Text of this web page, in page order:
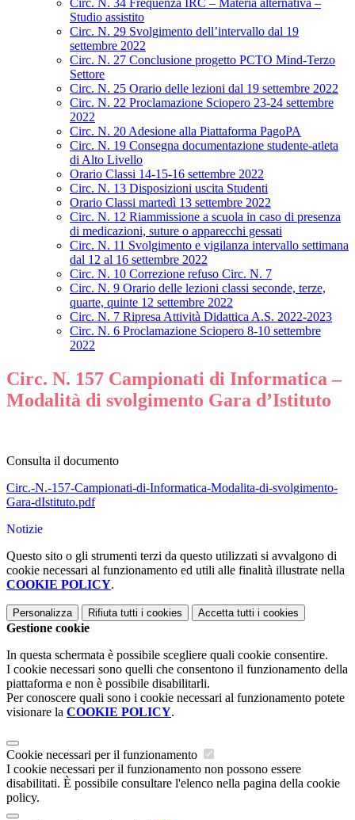
Circ. N. 34 Frequenza IRC – Materia alternativa –
Studio assistito
Circ. N. 29 Svolgimento dell’intervallo dal 19
settembre 2022
Circ. N. 27 Conclusione progetto PCTO Mind-Terzo
Settore
Circ. N. 25 Orario delle lezioni dal 19 settembre 2022
Circ. N. 22 Proclamazione Sciopero 23-24 settembre
2022
Circ. N. 20 Adesione alla Piattaforma PagoPA
Circ. N. 19 Consegna documentazione studente-atleta
di Alto Livello
Orario Classi 14-15-16 settembre 2022
Circ. N. 13 Disposizioni uscita Studenti
Orario Classi martedì 13 settembre 2022
Circ. N. 12 Riammissione a scuola in caso di presenza
di medicazioni, suture o apparecchi gessati
Circ. N. 11 Svolgimento e vigilanza intervallo settimana
dal 12 al 16 settembre 2022
Circ. N. 10 Correzione refuso Circ. N. 7
Circ. N. 9 Orario delle lezioni classi seconde, terze,
quarte, quinte 12 settembre 2022
Circ. N. 7 Ripresa Attività Didattica A.S. 2022-2023
Circ. N. 6 Proclamazione Sciopero 8-10 settembre
2022
Circ. N. 157 Campionati di Informatica –
Modalità di svolgimento Gara d’Istituto
Consulta il documento
Circ.-N.-157-Campionati-di-Informatica-Modalita-di-svolgimento-
Gara-dIstituto.pdf
Notizie
Questo sito o gli strumenti terzi da questo utilizzati si avvalgono di
cookie necessari al funzionamento ed utili alle finalità illustrate nella
COOKIE POLICY.
Personalizza Rifiuta tutti i cookies Accetta tutti i cookies
Gestione cookie
In questa schermata è possibile scegliere quali cookie consentire.
I cookie necessari sono quelli che consentono il funzionamento della
piattaforma e non è possibile disabilitarli.
Per conoscere quali sono i cookie necessari al funzionamento potete
visionare la COOKIE POLICY.
Cookie necessari per il funzionamento
I cookie necessari per il funzionamento non possono essere
disabilitati. È possibile consultare l'elenco nella pagina della cookie
policy.